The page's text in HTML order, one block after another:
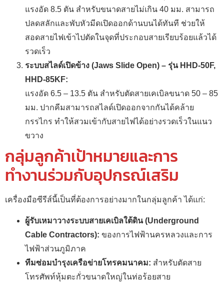
แรงอัด 8.5 ตัน สำหรับขนาดสายไม่เกิน 40 มม. สามารถ
ปลดสลักและพับหัวมีดเปิดออกด้านบนได้ทันที ช่วยให้
สอดสายไฟเข้าไปตัดในจุดที่ประกอบสายเรียบร้อยแล้วได้
รวดเร็ว
ระบบสไลด์เปิดข้าง (Jaws Slide Open) – รุ่น HHD-50F,
HHD-85KF:
แรงอัด 6.5 – 13.5 ตัน สำหรับตัดสายเคเบิลขนาด 50 – 85
มม. ปากคีมสามารถสไลด์เปิดออกจากกันได้คล้าย
กรรไกร ทำให้สวมเข้ากับสายไฟได้อย่างรวดเร็วในแนว
ขวาง
กลุ่มลูกค้าเป้าหมายและการ
ทำงานร่วมกับอุปกรณ์เสริม
เครื่องมือซีรีส์นี้เป็นที่ต้องการอย่างมากในกลุ่มลูกค้า ได้แก่:
ผู้รับเหมาวางระบบสายเคเบิลใต้ดิน (Underground
Cable Contractors): ของการไฟฟ้านครหลวงและการ
ไฟฟ้าส่วนภูมิภาค
ทีมซ่อมบำรุงเครือข่ายโทรคมนาคม: สำหรับตัดสาย
โทรศัพท์หุ้มตะกั่วขนาดใหญ่ในท่อร้อยสาย